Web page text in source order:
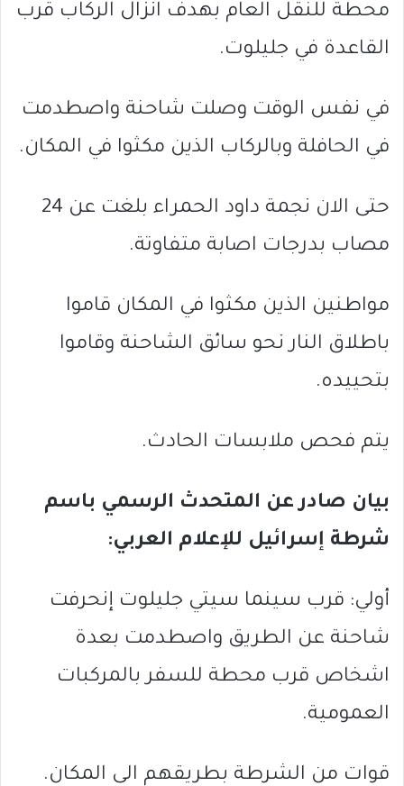
محطة للنقل العام بهدف انزال الركاب قرب
القاعدة في جليلوت.
في نفس الوقت وصلت شاحنة واصطدمت
في الحافلة وبالركاب الذين مكثوا في المكان.
حتى الان نجمة داود الحمراء بلغت عن 24
مصاب بدرجات اصابة متفاوتة.
مواطنين الذين مكثوا في المكان قاموا
باطلاق النار نحو سائق الشاحنة وقاموا
بتحييده.
يتم فحص ملابسات الحادث.
بيان صادر عن المتحدث الرسمي باسم
شرطة إسرائيل للإعلام العربي:
أولي: قرب سينما سيتي جليلوت إنحرفت
شاحنة عن الطريق واصطدمت بعدة
اشخاص قرب محطة للسفر بالمركبات
العمومية.
قوات من الشرطة بطريقهم الى المكان.